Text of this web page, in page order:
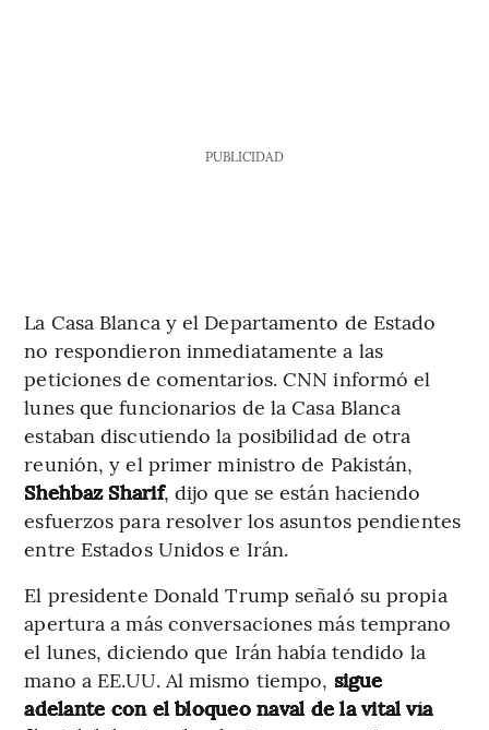
PUBLICIDAD
La Casa Blanca y el Departamento de Estado
no respondieron inmediatamente a las
peticiones de comentarios. CNN informó el
lunes que funcionarios de la Casa Blanca
estaban discutiendo la posibilidad de otra
reunión, y el primer ministro de Pakistán,
Shehbaz Sharif, dijo que se están haciendo
esfuerzos para resolver los asuntos pendientes
entre Estados Unidos e Irán.
El presidente Donald Trump señaló su propia
apertura a más conversaciones más temprano
el lunes, diciendo que Irán había tendido la
mano a EE.UU. Al mismo tiempo, sigue
adelante con el bloqueo naval de la vital vía